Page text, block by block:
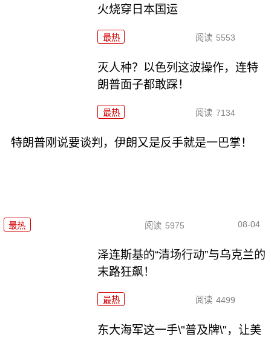
火烧穿日本国运
最热 阅读 5553
灭人种？以色列这波操作，连特
朗普面子都敢踩！
最热 阅读 7134
特朗普刚说要谈判，伊朗又是反手就是一巴掌！
最热 阅读 5975 08-04
泽连斯基的“清场行动”与乌克兰的
末路狂飙！
最热 阅读 4499
东大海军这一手\"普及牌\"，让美